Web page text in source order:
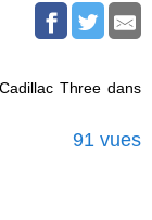
Three dans
91 vues